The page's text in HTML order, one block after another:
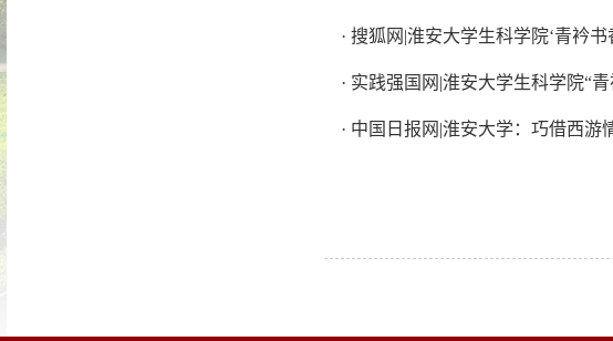
· 搜狐网|淮安大学生科学院‘青衿
· 实践强国网|淮安大学生科学院“
· 中国日报网|淮安大学：巧借西游